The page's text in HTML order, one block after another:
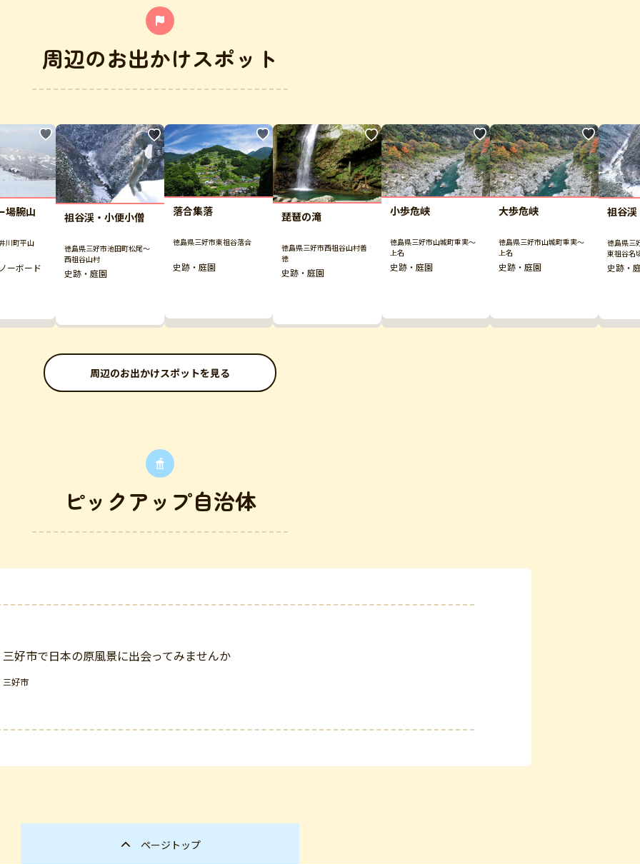
周辺のお出かけスポット
場腕山
川町平山
ーボード
祖谷渓・小便小僧
徳島県三好市池田町松尾～
西祖谷山村
史跡・庭園
落合集落
徳島県三好市東祖谷落合
史跡・庭園
琵琶の滝
徳島県三好市西祖谷山村善
徳
史跡・庭園
小歩危峡
徳島県三好市山城町重実～
上名
史跡・庭園
大歩危峡
徳島県三好市山城町重実～
上名
史跡・庭園
祖谷渓
徳島県三
東祖谷名
史跡・
周辺のお出かけスポットを見る
ピックアップ自治体
三好市で日本の原風景に出会ってみませんか
三好市
ページトップ